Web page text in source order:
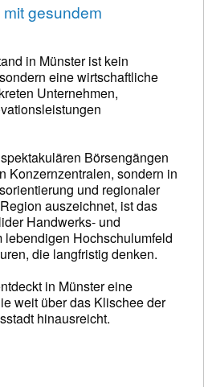
gesundem
in Münster ist kein
eine wirtschaftliche
Unternehmen,
Börsengängen
Konzernzentralen, sondern in
und regionaler
auszeichnet, ist das
Handwerks- und
lebendigen Hochschulumfeld
die langfristig denken.
in Münster eine
weit über das Klischee der
hinausreicht.